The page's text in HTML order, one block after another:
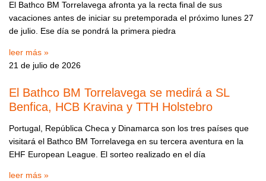
El Bathco BM Torrelavega afronta ya la recta final de sus
vacaciones antes de iniciar su pretemporada el próximo lunes 27
de julio. Ese día se pondrá la primera piedra
leer más »
21 de julio de 2026
El Bathco BM Torrelavega se medirá a SL
Benfica, HCB Kravina y TTH Holstebro
Portugal, República Checa y Dinamarca son los tres países que
visitará el Bathco BM Torrelavega en su tercera aventura en la
EHF European League. El sorteo realizado en el día
leer más »